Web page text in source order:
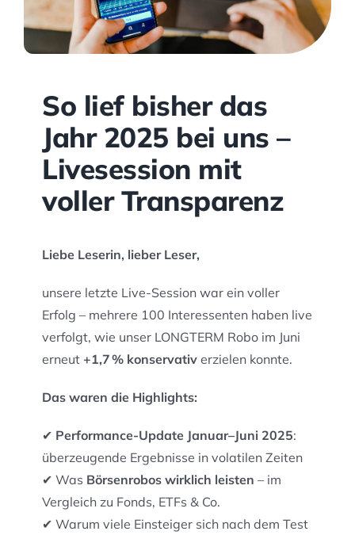
Kontakt
So lief bisher das
Jahr 2025 bei uns –
Livesession mit
voller Transparenz
Liebe Leserin, lieber Leser,
unsere letzte Live-Session war ein voller
Erfolg – mehrere 100 Interessenten haben live
verfolgt, wie unser LONGTERM Robo im Juni
erneut+1,7 % konservativ erzielen konnte.
Das waren die Highlights:
✔ Performance-Update Januar–Juni 2025:
überzeugende Ergebnisse in volatilen Zeiten
✔ Was Börsenrobos wirklich leisten – im
Vergleich zu Fonds, ETFs & Co.
✔ Warum viele Einsteiger sich nach dem Test